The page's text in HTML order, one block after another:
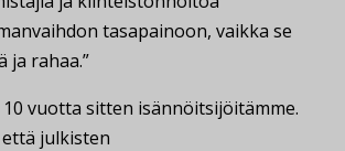
tasapainoon, vaikka se
ja rahaa.”
vuotta sitten isännöitsijöitämme.
julkisten